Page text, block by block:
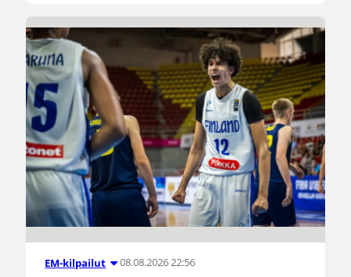
EM-kilpailut 08.08.2026 22:56